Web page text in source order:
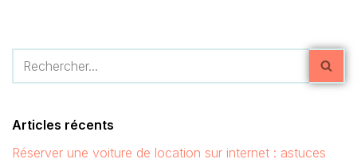
Articles récents
Réserver une voiture de location sur internet : astuces